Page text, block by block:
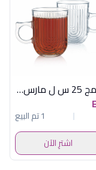
طقم 6 مج 25 س ل مارس لومينارك اماراتي
1 تم البيع
اشترِ الآن